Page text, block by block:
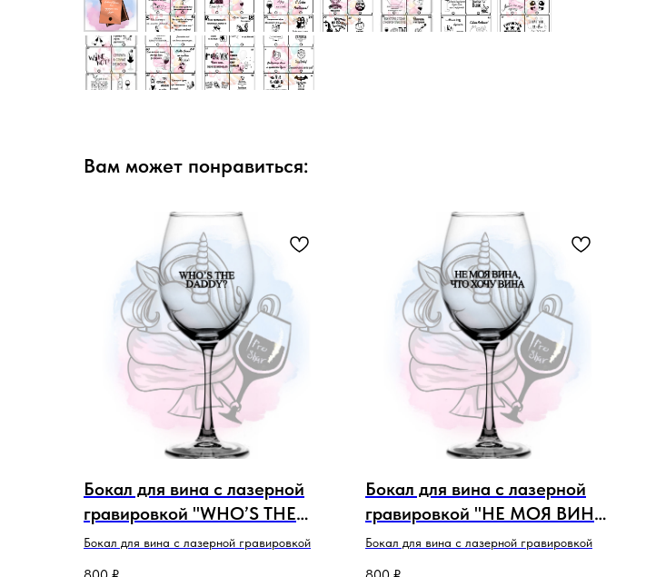
Вам может понравиться:
Бокал для вина с лазерной
гравировкой "WHO’S THE
DADDY"
Бокал для вина с лазерной гравировкой
Бокал для вина с лазерной
гравировкой "НЕ МОЯ ВИНА,
ЧТО ХОЧУ ВИНА"
Бокал для вина с лазерной гравировкой